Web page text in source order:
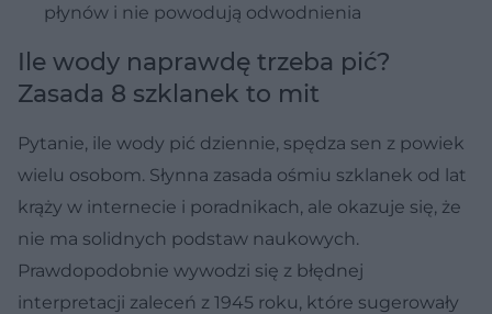
płynów i nie powodują odwodnienia
Ile wody naprawdę trzeba pić?
Zasada 8 szklanek to mit
Pytanie, ile wody pić dziennie, spędza sen z powiek
wielu osobom. Słynna zasada ośmiu szklanek od lat
krąży w internecie i poradnikach, ale okazuje się, że
nie ma solidnych podstaw naukowych.
Prawdopodobnie wywodzi się z błędnej
interpretacji zaleceń z 1945 roku, które sugerowały